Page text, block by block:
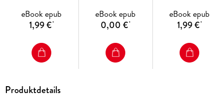
eBook epub
1,99 €*
eBook epub
0,00 €*
eBook epub
1,99 €*
Produktdetails